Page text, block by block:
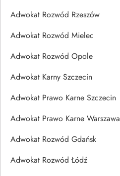
Adwokat Rozwód Rzeszów
Adwokat Rozwód Mielec
Adwokat Rozwód Opole
Adwokat Karny Szczecin
Adwokat Prawo Karne Szczecin
Adwokat Prawo Karne Warszawa
Adwokat Rozwód Gdańsk
Adwokat Rozwód Łódź